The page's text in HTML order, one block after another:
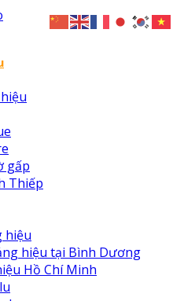
gấp
Thiếp
hiệu
hiệu tại Bình Dương
Hồ Chí Minh